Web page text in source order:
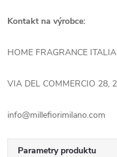
Kontakt na výrobce:
HOME FRAGRANCE
VIA DEL COMMERCIO 28,
info@millefiorimilano.com
Parametry produktu